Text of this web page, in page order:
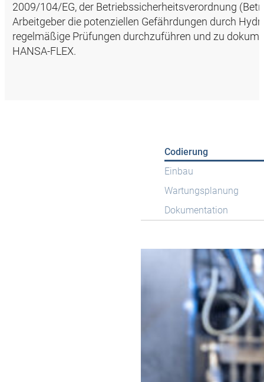
2009/104/EG, der Betriebssicherheitsverordnung
Arbeitgeber die potenziellen Gefährdungen durch
regelmäßige Prüfungen durchzuführen und zu
HANSA‑FLEX.
Codierung
Einbau
Wartungsplanung
Dokumentation